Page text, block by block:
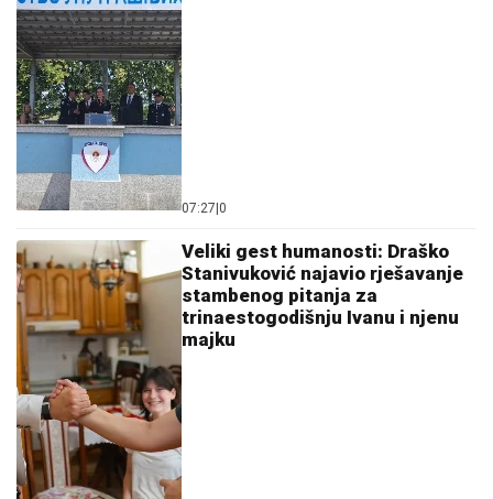
07:27 0
Veliki gest humanosti: Draško
Stanivuković najavio rješavanje
stambenog pitanja za
trinaestogodišnju Ivanu i njenu
majku